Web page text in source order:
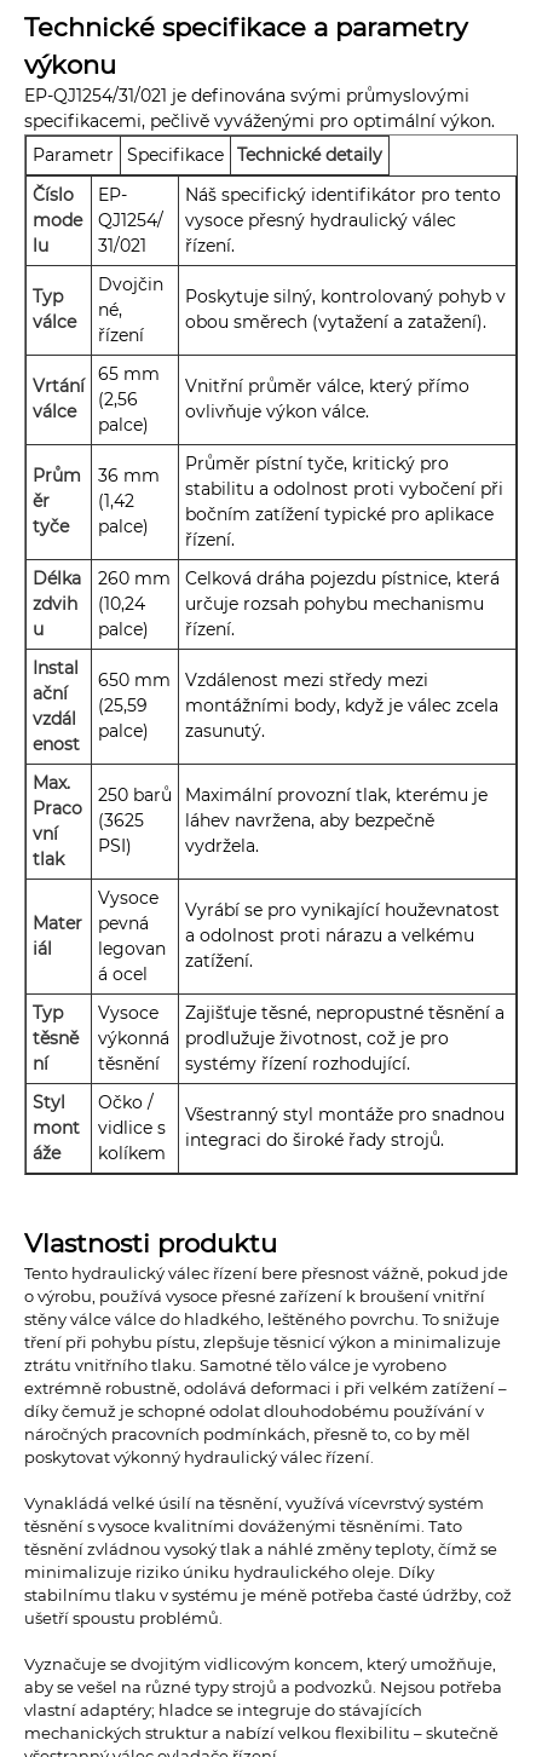
Technické specifikace a parametry
výkonu
EP-QJ1254/31/021 je definována svými průmyslovými
specifikacemi, pečlivě vyváženými pro optimální výkon.
Parametr
Specifikace
Technické detaily
Číslo
mode
lu
EP-
QJ1254/
31/021
Náš specifický identifikátor pro tento
vysoce přesný hydraulický válec
řízení.
Typ
válce
Dvojčin
né,
řízení
Poskytuje silný, kontrolovaný pohyb v
obou směrech (vytažení a zatažení).
Vrtání
válce
65 mm
(2,56
palce)
Vnitřní průměr válce, který přímo
ovlivňuje výkon válce.
Prům
ěr
tyče
36 mm
(1,42
palce)
Průměr pístní tyče, kritický pro
stabilitu a odolnost proti vybočení při
bočním zatížení typické pro aplikace
řízení.
Délka
zdvih
u
260 mm
(10,24
palce)
Celková dráha pojezdu pístnice, která
určuje rozsah pohybu mechanismu
řízení.
Instal
ační
vzdál
enost
650 mm
(25,59
palce)
Vzdálenost mezi středy mezi
montážními body, když je válec zcela
zasunutý.
Max.
Praco
vní
tlak
250 barů
(3625
PSI)
Maximální provozní tlak, kterému je
láhev navržena, aby bezpečně
vydržela.
Mater
iál
Vysoce
pevná
legovan
á ocel
Vyrábí se pro vynikající houževnatost
a odolnost proti nárazu a velkému
zatížení.
Typ
těsně
ní
Vysoce
výkonná
těsnění
Zajišťuje těsné, nepropustné těsnění a
prodlužuje životnost, což je pro
systémy řízení rozhodující.
Styl
mont
áže
Očko /
vidlice s
kolíkem
Všestranný styl montáže pro snadnou
integraci do široké řady strojů.
Vlastnosti produktu
Tento hydraulický válec řízení bere přesnost vážně, pokud jde
o výrobu, používá vysoce přesné zařízení k broušení vnitřní
stěny válce válce do hladkého, leštěného povrchu. To snižuje
tření při pohybu pístu, zlepšuje těsnicí výkon a minimalizuje
ztrátu vnitřního tlaku. Samotné tělo válce je vyrobeno
extrémně robustně, odolává deformaci i při velkém zatížení –
díky čemuž je schopné odolat dlouhodobému používání v
náročných pracovních podmínkách, přesně to, co by měl
poskytovat výkonný hydraulický válec řízení.
Vynakládá velké úsilí na těsnění, využívá vícevrstvý systém
těsnění s vysoce kvalitními dováženými těsněními. Tato
těsnění zvládnou vysoký tlak a náhlé změny teploty, čímž se
minimalizuje riziko úniku hydraulického oleje. Díky
stabilnímu tlaku v systému je méně potřeba časté údržby, což
ušetří spoustu problémů.
Vyznačuje se dvojitým vidlicovým koncem, který umožňuje,
aby se vešel na různé typy strojů a podvozků. Nejsou potřeba
vlastní adaptéry; hladce se integruje do stávajících
mechanických struktur a nabízí velkou flexibilitu – skutečně